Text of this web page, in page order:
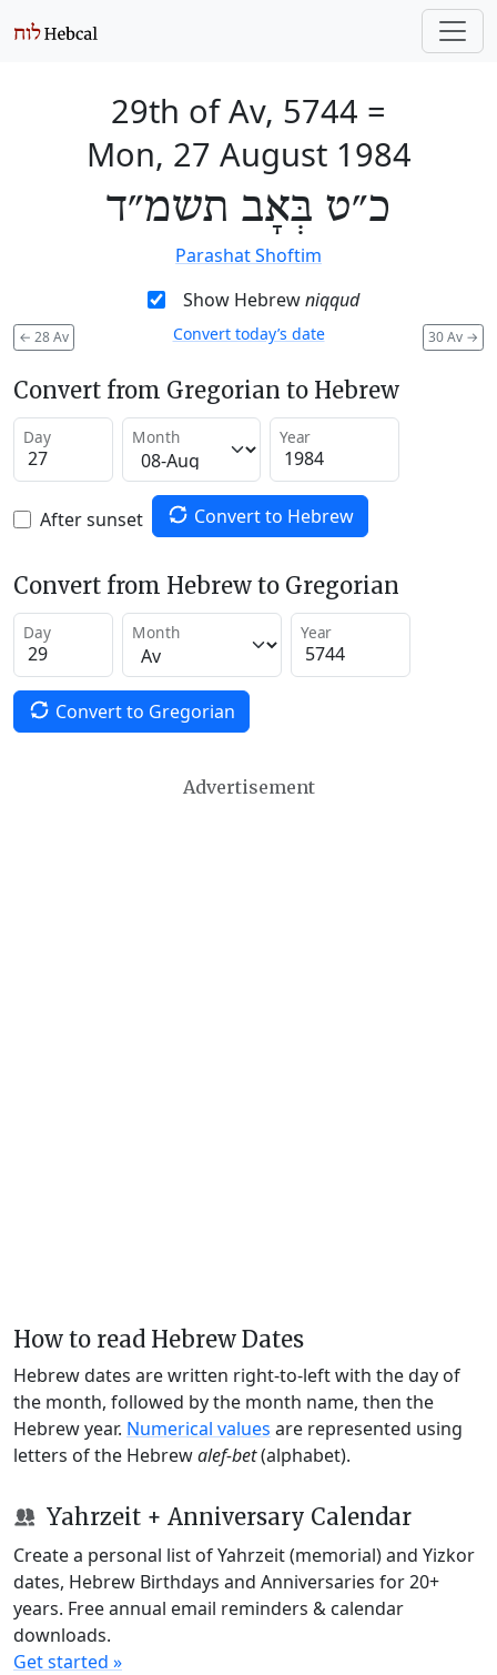
29th of Av, 5744 =
Mon, 27 August 1984
כ״ט בְּאָב תשמ״ד
Parashat Shoftim
Show Hebrewniqqud
← 28 Av 30 Av →
Convert today’s date
Convert from Gregorian to Hebrew
Day Month Year
After sunset Convert to Hebrew
Convert from Hebrew to Gregorian
Day Month Year
Convert to Gregorian
Advertisement
How to read Hebrew Dates
Hebrew dates are written right-to-left with the day of
the month, followed by the month name, then the
Hebrew year. Numerical values are represented using
letters of the Hebrewalef-bet(alphabet).
Yahrzeit + Anniversary Calendar
Create a personal list of Yahrzeit (memorial) and Yizkor
dates, Hebrew Birthdays and Anniversaries for 20+
years. Free annual email reminders & calendar
downloads.
Get started »